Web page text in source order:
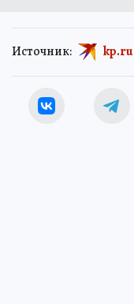
Источник: kp.ru